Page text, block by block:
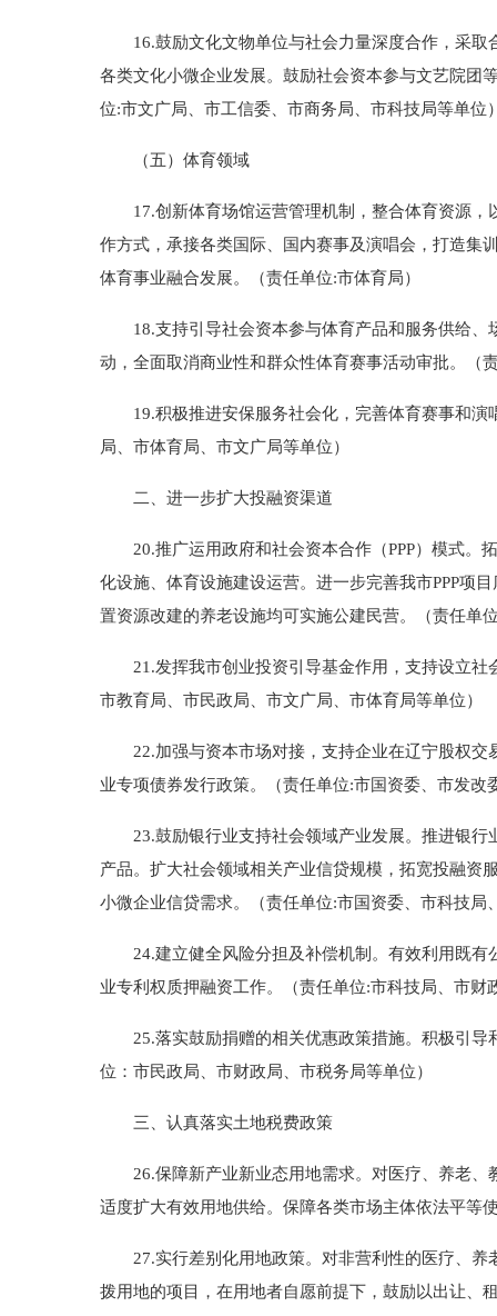
16.鼓励文化文物单位与社会力量深度合作，采取
各类文化小微企业发展。鼓励社会资本参与文艺院团
位:市文广局、市工信委、市商务局、市科技局等单位
（五）体育领域
17.创新体育场馆运营管理机制，整合体育资源，
作方式，承接各类国际、国内赛事及演唱会，打造集
体育事业融合发展。（责任单位:市体育局）
18.支持引导社会资本参与体育产品和服务供给、
动，全面取消商业性和群众性体育赛事活动审批。（
19.积极推进安保服务社会化，完善体育赛事和演
局、市体育局、市文广局等单位）
二、进一步扩大投融资渠道
20.推广运用政府和社会资本合作（PPP）模式。
化设施、体育设施建设运营。进一步完善我市PPP项
置资源改建的养老设施均可实施公建民营。（责任单
21.发挥我市创业投资引导基金作用，支持设立社
市教育局、市民政局、市文广局、市体育局等单位）
22.加强与资本市场对接，支持企业在辽宁股权交
业专项债券发行政策。（责任单位:市国资委、市发改
23.鼓励银行业支持社会领域产业发展。推进银行
产品。扩大社会领域相关产业信贷规模，拓宽投融资
小微企业信贷需求。（责任单位:市国资委、市科技局
24.建立健全风险分担及补偿机制。有效利用既有
业专利权质押融资工作。（责任单位:市科技局、市
25.落实鼓励捐赠的相关优惠政策措施。积极引导
位：市民政局、市财政局、市税务局等单位）
三、认真落实土地税费政策
26.保障新产业新业态用地需求。对医疗、养老、
适度扩大有效用地供给。保障各类市场主体依法平等
27.实行差别化用地政策。对非营利性的医疗、养
拨用地的项目，在用地者自愿前提下，鼓励以出让、